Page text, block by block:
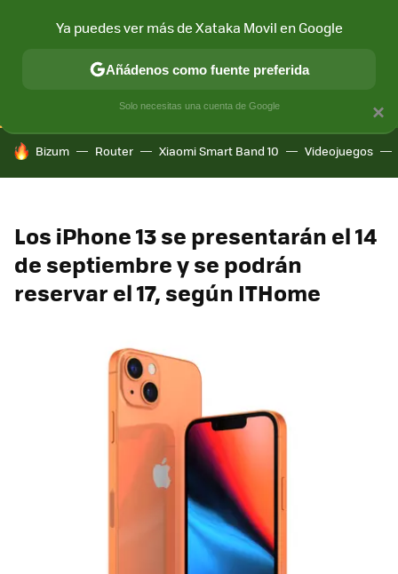
CONECTIVIDAD MÓVIL Y SOCIEDAD APLICACIONES
HOY SE HABLA DE
Bizum Router Xiaomi Smart Band 10 Videojuegos
Los iPhone 13 se presentarán el 14
de septiembre y se podrán
reservar el 17, según ITHome
×
Ya puedes ver más de Xataka Movil en Google
Añádenos como fuente preferida
Solo necesitas una cuenta de Google